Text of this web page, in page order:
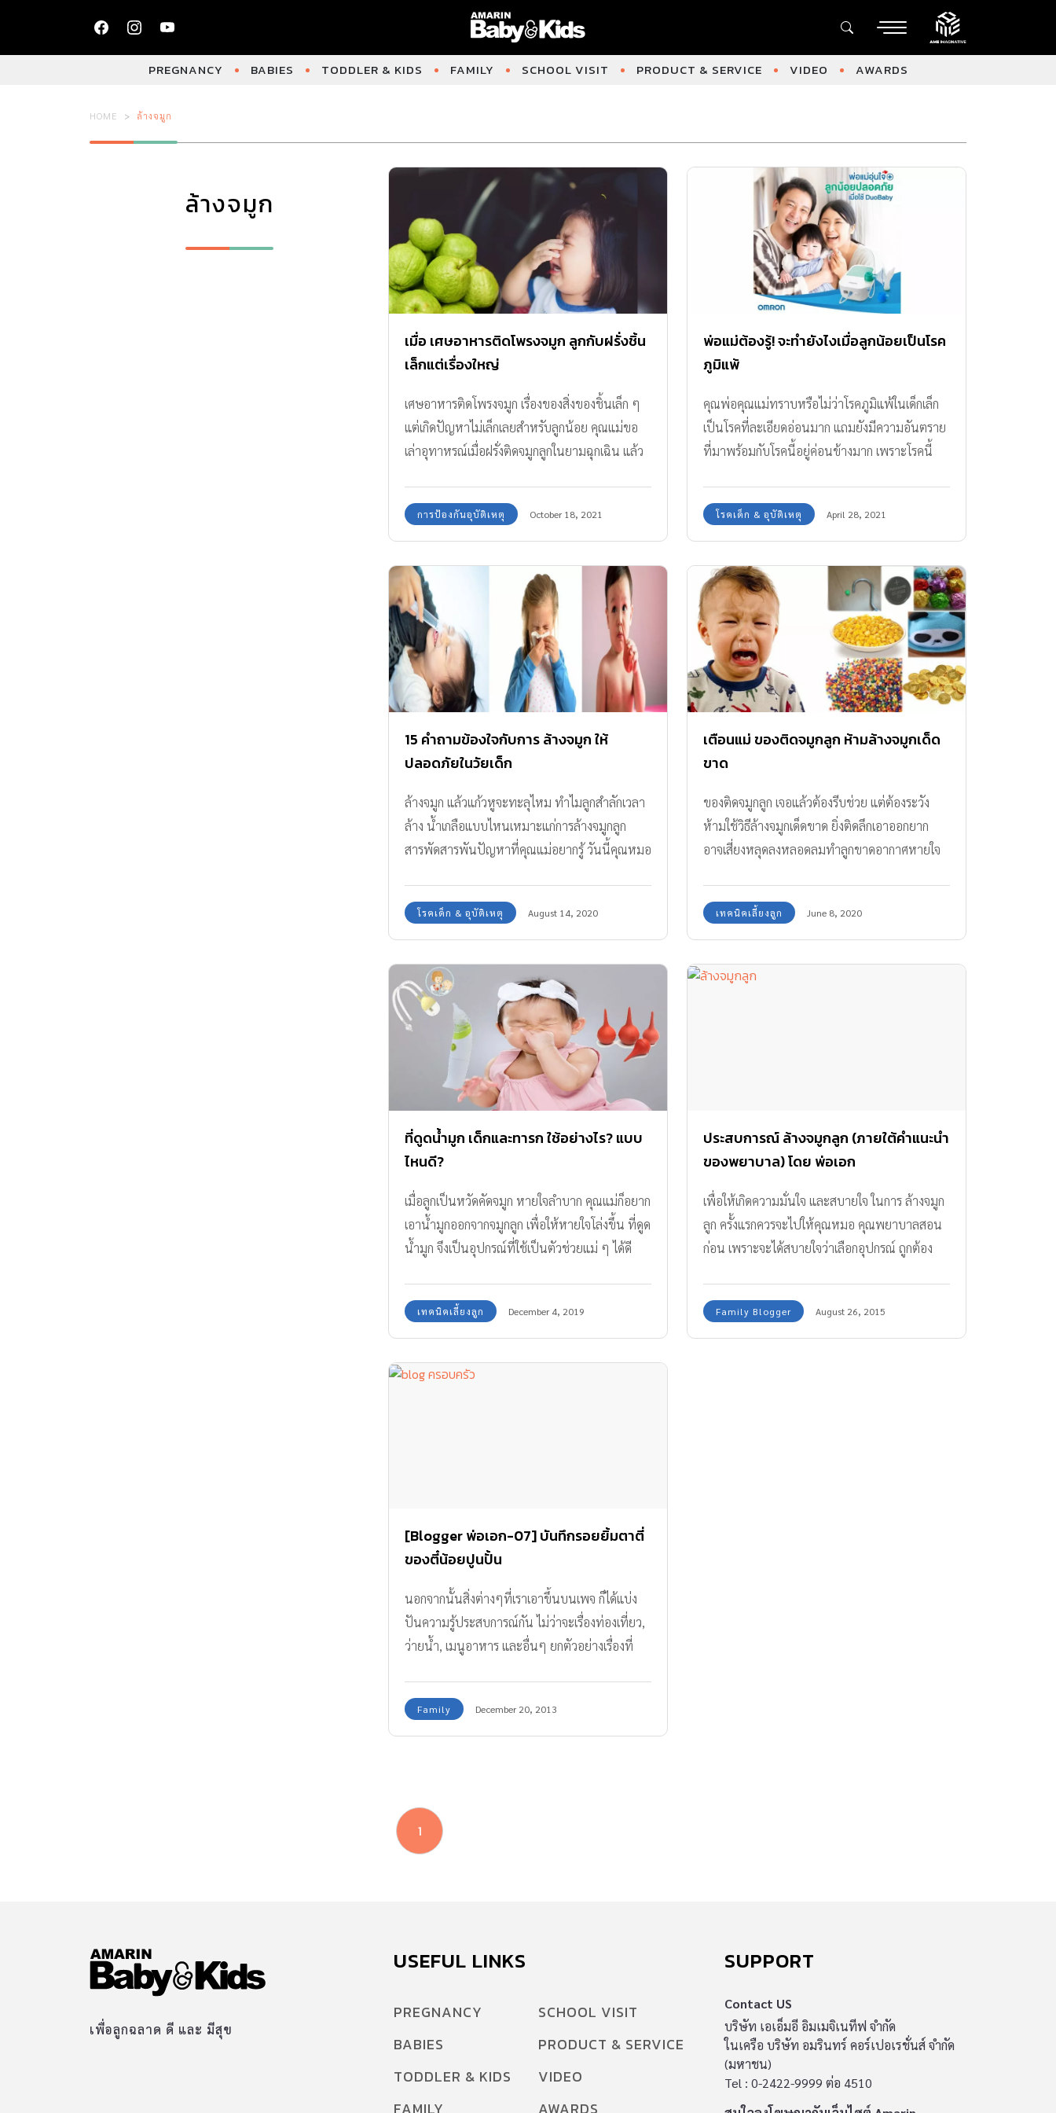
PREGNANCY BABIES TODDLER & KIDS FAMILY SCHOOL VISIT PRODUCT & SERVICE VIDEO AWARDS
HOME ล้างจมูก
ล้างจมูก
เมื่อ เศษอาหารติดโพรงจมูก ลูกกับฝรั่งชิ้น
เล็กแต่เรื่องใหญ่
เศษอาหารติดโพรงจมูก เรื่องของสิ่งของชิ้นเล็ก ๆ
แต่เกิดปัญหาไม่เล็กเลยสำหรับลูกน้อย คุณแม่ขอ
เล่าอุทาหรณ์เมื่อฝรั่งติดจมูกลูกในยามฉุกเฉิน แล้ว
การป้องกันอุบัติเหตุ October 18, 2021
พ่อแม่ต้องรู้! จะทำยังไงเมื่อลูกน้อยเป็นโรค
ภูมิแพ้
คุณพ่อคุณแม่ทราบหรือไม่ว่าโรคภูมิแพ้ในเด็กเล็ก
เป็นโรคที่ละเอียดอ่อนมาก แถมยังมีความอันตราย
ที่มาพร้อมกับโรคนี้อยู่ค่อนข้างมาก เพราะโรคนี้
สมัยนี้เป็นโรคภูมิแพ้กันเยอะมากขึ้น ในช่วงแรก
ของเด็กทารของแต่ละคนอาจจะมีอาการไม่เหมือน
กัน เช่น มีอาการแพ้นมวัว แพ้ถั่วหลัง หรือแม้แต่
แพ้ไรฝุ่น ซึ่งเด็กบางคนที่มีแพ้ไรฝุ่นจะมีอาการเป็น
ผื่นตามเนื้อตามตัวไปจนอายุ 4-5 ขวบเลย ในขณะ
เดียวกันความรุนแรงก็จะลดลงเมื่อโต เมื่อเด็กโตขึ้น
โรคภูมิแพ้แบบที่โดยทั่วไปรู้จักในชื่อโรคแพ้อากาศ
จะเริ่มปรากฎชัดขึ้น เด็กๆ จะมีอาการเหมือนเป็น
หวัด จาม หายใจไม่ค่อยออกอยู่บ่อยครั้ง จะทำ
อย่างไรเมื่อลูกน้อยของคุณมีน้ำมูกไหล หรือหายใจ
ไม่ออก สิ่งเหล่านี้จะเกิดจากโรคภูมิหรือไม่ หาคำ
เกิดปฏิกิริยาผิดปกติของร่ายกายต่อสารชนิดหนึ่ง
ของสิ่งแวดล้อม ซึ่งทำให้เกิดการอักเสบของอวัยวะ
ต่างๆ สารเหล่สนี้เรียกว่า “สารก่อภูมิแพ้” สามารถ
ถึงขนของสัตว์เลี้ยงอีกด้วย โดยส่วนมากเด็กอายุต่ำ
กว่า 3 ปีมักจะไม่ค่อยเป็นไข้ละอองฟาง หรือโรค
จมูกอักเสบจากภูมิแพ้ตามฤดูกาล แต่ถ้าหากลูก
น้อยวัยเตาะแตะของคุณมีอาการคัดจมูก ซึ่งมีความ
สัมผัส เช่น ขนสัตว์เลี้ยงหรือไรฝุ่น ควรทำอย่างไร
หากลูกน้อยมีไข้ ไข้ละอองฟาง […]
โรคเด็ก & อุบัติเหตุ April 28, 2021
15 คำถามข้องใจกับการ ล้างจมูก ให้
ปลอดภัยในวัยเด็ก
ล้างจมูก แล้วแก้วหูจะทะลุไหม ทำไมลูกสำลักเวลา
ล้าง น้ำเกลือแบบไหนเหมาะแก่การล้างจมูกลูก
สารพัดสารพันปัญหาที่คุณแม่อยากรู้ วันนี้คุณหมอ
โรคเด็ก & อุบัติเหตุ August 14, 2020
เตือนแม่ ของติดจมูกลูก ห้ามล้างจมูกเด็ด
ขาด
ของติดจมูกลูก เจอแล้วต้องรีบช่วย แต่ต้องระวัง
ห้ามใช้วิธีล้างจมูกเด็ดขาด ยิ่งติดลึกเอาออกยาก
อาจเสี่ยงหลุดลงหลอดลมทำลูกขาดอากาศหายใจ
เทคนิคเลี้ยงลูก June 8, 2020
ที่ดูดน้ำมูก เด็กและทารก ใช้อย่างไร? แบบ
ไหนดี?
เมื่อลูกเป็นหวัดคัดจมูก หายใจลำบาก คุณแม่ก็อยาก
เอาน้ำมูกออกจากจมูกลูก เพื่อให้หายใจโล่งขึ้น ที่ดูด
น้ำมูก จึงเป็นอุปกรณ์ที่ใช้เป็นตัวช่วยแม่ ๆ ได้ดี
เทคนิคเลี้ยงลูก December 4, 2019
ประสบการณ์ ล้างจมูกลูก (ภายใต้คำแนะนำ
ของพยาบาล) โดย พ่อเอก
เพื่อให้เกิดความมั่นใจ และสบายใจ ในการ ล้างจมูก
ลูก ครั้งแรกควรจะไปให้คุณหมอ คุณพยาบาลสอน
ก่อน เพราะจะได้สบายใจว่าเลือกอุปกรณ์ ถูกต้อง
Family Blogger August 26, 2015
[Blogger พ่อเอก-07] บันทึกรอยยิ้มตาตี่
ของตี๋น้อยปูนปั้น
นอกจากนั้นสิ่งต่างๆที่เราเอาขึ้นบนเพจ ก็ได้แบ่ง
ปันความรู้ประสบการณ์กัน ไม่ว่าจะเรื่องท่องเที่ยว,
ว่ายน้ำ, เมนูอาหาร และอื่นๆ ยกตัวอย่างเรื่องที่
Family December 20, 2013
1
เพื่อลูกฉลาด ดี และ มีสุข
USEFUL LINKS
PREGNANCY
BABIES
TODDLER & KIDS
SCHOOL VISIT
PRODUCT & SERVICE
VIDEO
SUPPORT
Contact US
บริษัท เอเอ็มอี อิมเมจิเนทีฟ จำกัด
ในเครือ บริษัท อมรินทร์ คอร์เปอเรชั่นส์ จำกัด
(มหาชน)
Tel : 0-2422-9999 ต่อ 4510